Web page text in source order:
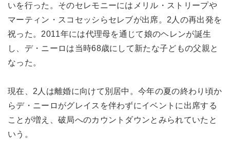
いを行った。そのセレモニーにはメリル・ストリープや
マーティン・スコセッシらセレブが出席。2人の再出発を
祝った。2011年には代理母を通じて娘のヘレンが誕生
し、デ・ニーロは当時68歳にして新たな子どもの父親と
なった。
現在、2人は離婚に向けて別居中。今年の夏の終わり頃か
らデ・ニーロがグレイスを伴わずにイベントに出席する
ことが増え、破局へのカウントダウンとみられていたと
いう。